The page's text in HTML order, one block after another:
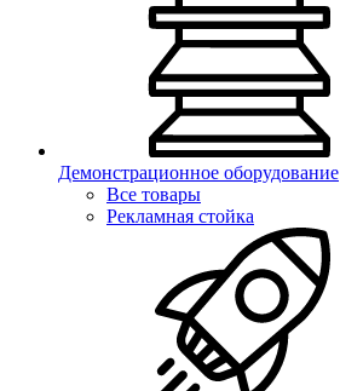
Демонстрационное оборудование
Все товары
Рекламная стойка